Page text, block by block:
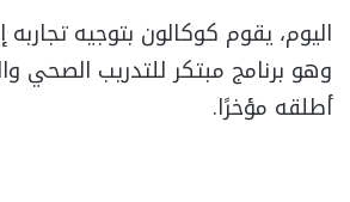
وهو برنامج مبتكر للتدريب الصحي
أطلقه مؤخرًا.